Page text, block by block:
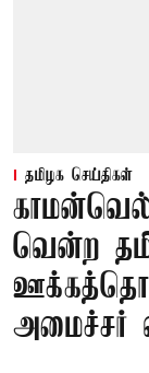
தமிழக செய்திகள்
வென்ற
அமைச்சர்